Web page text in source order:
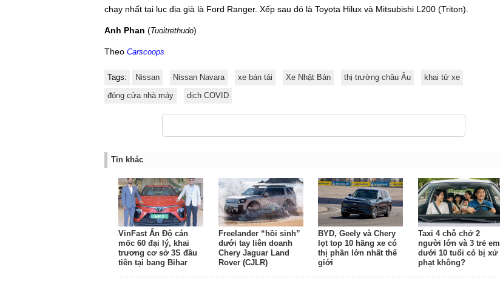
chạy nhất tại lục địa già là Ford Ranger. Xếp sau đó là Toyota Hilux và Mitsubishi L200 (Triton).
Anh Phan (Tuoitrethudo)
Theo Carscoops
Tags: Nissan Nissan Navara xe bán tải Xe Nhật Bản thị trường châu Âu
khai tử xe
đóng cửa nhà máy
dịch COVID
Tin khác
VinFast Ấn Độ cán
mốc 60 đại lý, khai
trương cơ sở 3S đầu
tiên tại bang Bihar
Freelander “hồi sinh”
dưới tay liên doanh
Chery Jaguar Land
Rover (CJLR)
BYD, Geely và Chery
lọt top 10 hãng xe có
thị phần lớn nhất thế
giới
Taxi 4 chỗ chở 2
người lớn và 3 trẻ em
dưới 10 tuổi có bị xử
phạt không?